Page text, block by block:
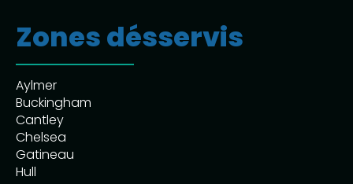
Zones désservis
Aylmer
Buckingham
Cantley
Chelsea
Gatineau
Hull